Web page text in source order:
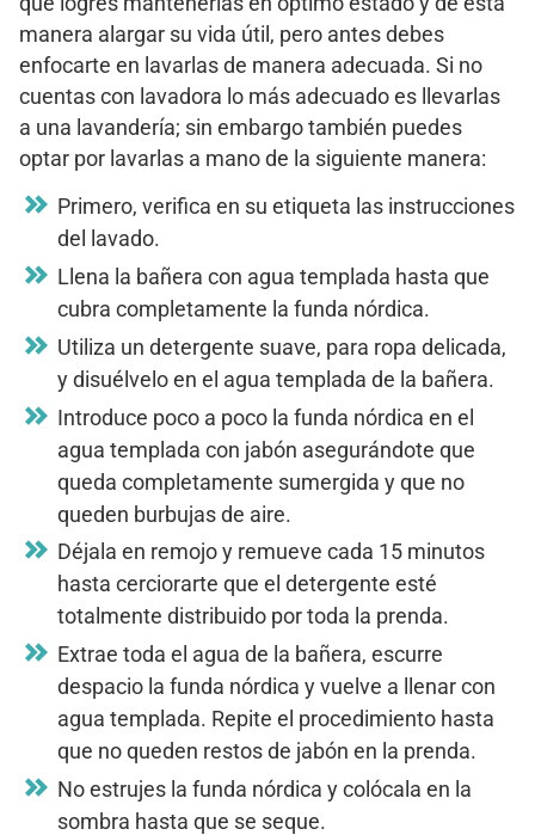
manera alargar su vida útil, pero antes debes
enfocarte en lavarlas de manera adecuada. Si no
cuentas con lavadora lo más adecuado es llevarlas
a una lavandería; sin embargo también puedes
optar por lavarlas a mano de la siguiente manera:
Primero, verifica en su etiqueta las instrucciones
del lavado.
Llena la bañera con agua templada hasta que
cubra completamente la funda nórdica.
Utiliza un detergente suave, para ropa delicada,
y disuélvelo en el agua templada de la bañera.
Introduce poco a poco la funda nórdica en el
agua templada con jabón asegurándote que
queda completamente sumergida y que no
queden burbujas de aire.
Déjala en remojo y remueve cada 15 minutos
hasta cerciorarte que el detergente esté
totalmente distribuido por toda la prenda.
Extrae toda el agua de la bañera, escurre
despacio la funda nórdica y vuelve a llenar con
agua templada. Repite el procedimiento hasta
que no queden restos de jabón en la prenda.
No estrujes la funda nórdica y colócala en la
sombra hasta que se seque.